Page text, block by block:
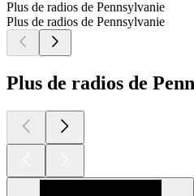
Plus de radios de Pennsylvanie
Plus de radios de Pennsylvanie
Plus de radios de